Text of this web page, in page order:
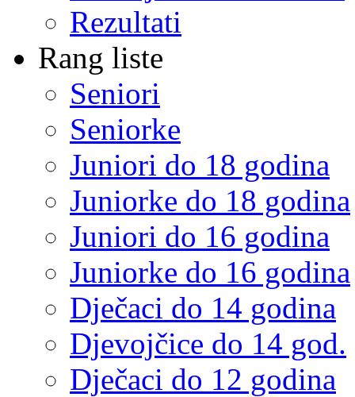
Rezultati
Rang liste
Seniori
Seniorke
Juniori do 18 godina
Juniorke do 18 godina
Juniori do 16 godina
Juniorke do 16 godina
Dječaci do 14 godina
Djevojčice do 14 god.
Dječaci do 12 godina